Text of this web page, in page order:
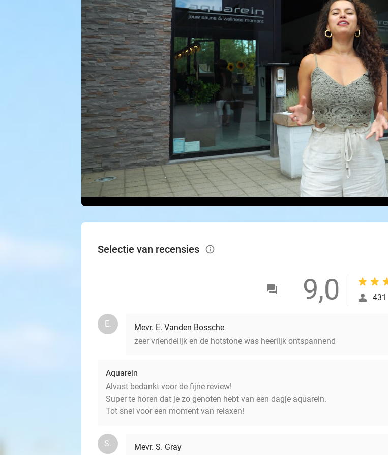
Selectie van recensies info_outlined
9,0 431
E.
Mevr. E. Vanden Bossche
zeer vriendelijk en de hotstone was heerlijk ontspannend
Aquarein
Alvast bedankt voor de fijne review!
Super te horen dat je zo genoten hebt van een dagje aquarein.
Tot snel voor een moment van relaxen!
S. Mevr. S. Gray